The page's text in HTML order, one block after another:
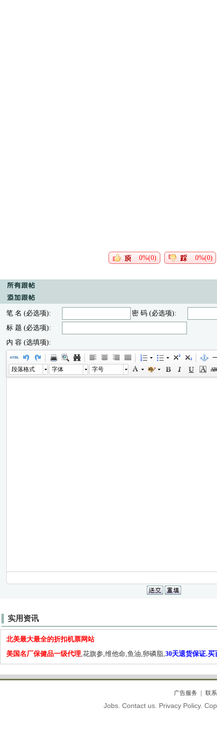
0%(0) 0%(0)
笔 名 (必选项):
密 码 (必选项):
标 题 (必选项):
内 容 (选填项):
段落格式 字体 字号
实用资讯
北美最大最全的折扣机票网站
美国名厂保健品一级代理,花旗参,维他命,鱼油,卵磷脂,30天退货保证.买
广告服务 联
Jobs. Contact us. Privacy Policy.